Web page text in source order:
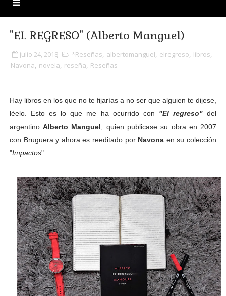
"EL REGRESO" (Alberto Manguel)
julio 24, 2018 *Reseñas, albertomanguel, elregreso, libros,
Navona, novela, reseña, Reseñas
Hay libros en los que no te fijarías a no ser que alguien te dijese,
léelo. Esto es lo que me ha ocurrido con "El regreso"del
argentinoAlberto Manguel, quien publicase su obra en 2007
con Bruguera y ahora es reeditado por Navona en su colección
"Impactos".